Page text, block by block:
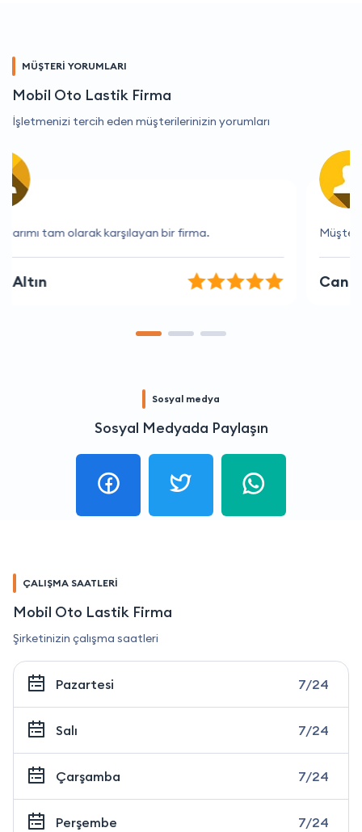
MÜŞTERİ YORUMLARI
Mobil Oto Lastik Firma
İşletmenizi tercih eden müşterilerinizin yorumları
Müşteri hizmetlerinden çok memnunum.
Can Kaya
Sosyal medya
Sosyal Medyada Paylaşın
ÇALIŞMA SAATLERİ
Mobil Oto Lastik Firma
Şirketinizin çalışma saatleri
Pazartesi 7/24
Salı 7/24
Çarşamba 7/24
Perşembe 7/24